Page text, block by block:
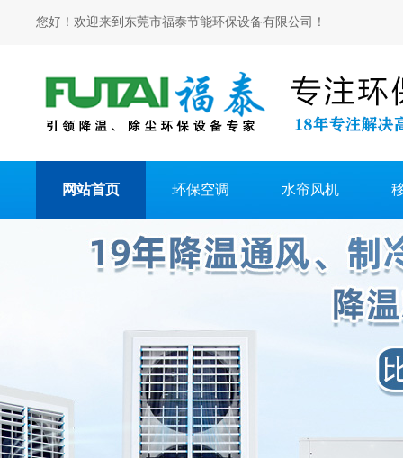
您好！欢迎来到东莞市福泰节能环保设备有限公司！
网站首页 环保空调 水帘风机